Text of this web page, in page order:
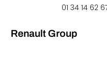
01 34 14 62
Renault Group